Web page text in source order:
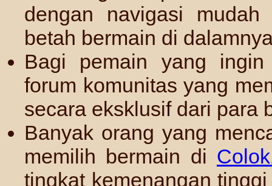
dengan navigasi
betah bermain di
Bagi pemain yang
forum komunitas yang
secara eksklusif dari para
Banyak orang yang
memilih bermain di
tingkat kemenangan